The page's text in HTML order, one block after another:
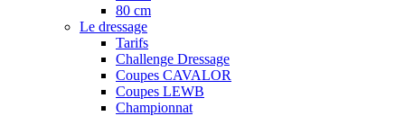
80 cm
Le dressage
Tarifs
Challenge Dressage
Coupes CAVALOR
Coupes LEWB
Championnat